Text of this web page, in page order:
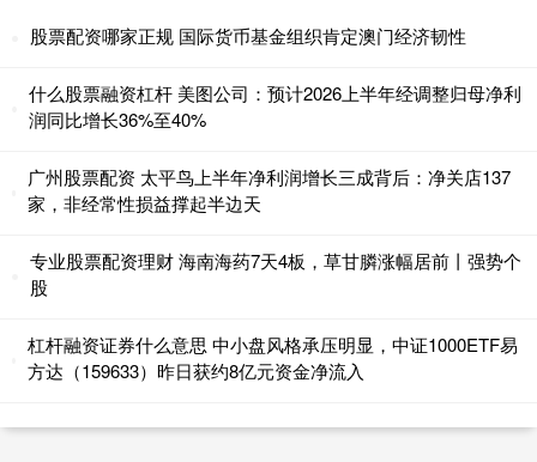
股票配资哪家正规 国际货币基金组织肯定澳门经济韧性
什么股票融资杠杆 美图公司：预计2026上半年经调整归母净利
润同比增长36%至40%
广州股票配资 太平鸟上半年净利润增长三成背后：净关店137
家，非经常性损益撑起半边天
专业股票配资理财 海南海药7天4板，草甘膦涨幅居前丨强势个
股
杠杆融资证券什么意思 中小盘风格承压明显，中证1000ETF易
方达（159633）昨日获约8亿元资金净流入